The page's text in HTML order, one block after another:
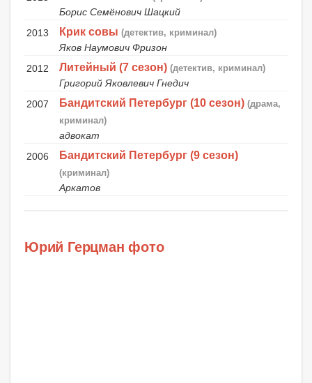
Борис Семёнович Шацкий
2013
Крик совы (детектив, криминал)
Яков Наумович Фризон
2012
Литейный (7 сезон) (детектив, криминал)
Григорий Яковлевич Гнедич
2007
Бандитский Петербург (10 сезон) (драма,
криминал)
адвокат
2006
Бандитский Петербург (9 сезон)
(криминал)
Аркатов
Юрий Герцман фото